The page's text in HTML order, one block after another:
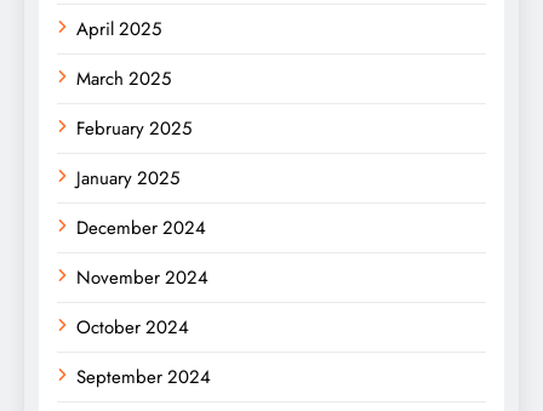
April 2025
March 2025
February 2025
January 2025
December 2024
November 2024
October 2024
September 2024